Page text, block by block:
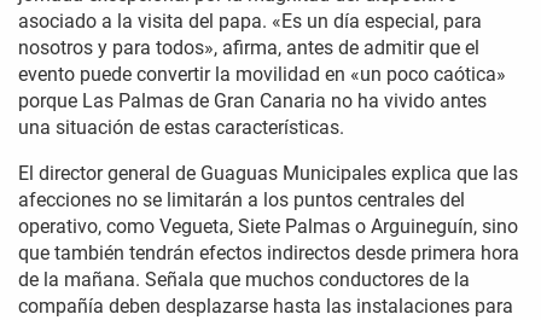
asociado a la visita del papa. «Es un día especial, para
nosotros y para todos», afirma, antes de admitir que el
evento puede convertir la movilidad en «un poco caótica»
porque Las Palmas de Gran Canaria no ha vivido antes
una situación de estas características.
El director general de Guaguas Municipales explica que las
afecciones no se limitarán a los puntos centrales del
operativo, como Vegueta, Siete Palmas o Arguineguín, sino
que también tendrán efectos indirectos desde primera hora
de la mañana. Señala que muchos conductores de la
compañía deben desplazarse hasta las instalaciones para